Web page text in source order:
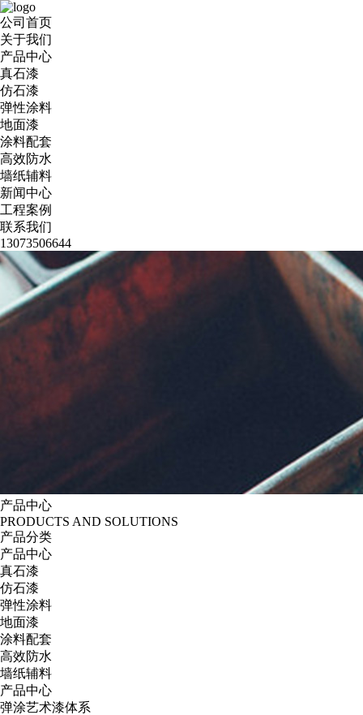
公司首页
关于我们
产品中心
真石漆
仿石漆
弹性涂料
地面漆
涂料配套
高效防水
墙纸辅料
新闻中心
工程案例
联系我们
13073506644
产品中心
PRODUCTS AND SOLUTIONS
产品分类
产品中心
真石漆
仿石漆
弹性涂料
地面漆
涂料配套
高效防水
墙纸辅料
产品中心
弹涂艺术漆体系